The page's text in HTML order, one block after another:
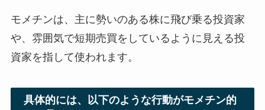
モメチンは、主に勢いのある株に飛び乗る投資家
や、雰囲気で短期売買をしているように見える投
資家を指して使われます。
具体的には、以下のような行動がモメチン的